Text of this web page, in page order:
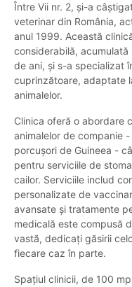
Între Vii nr. 2, și-a
veterinar din România,
anul 1999. Această
considerabilă,
de ani, și s-a specializat
cuprinzătoare, adaptate
animalelor.
Clinica oferă o abordare
animalelor de companie
porcușori de Guineea -
pentru serviciile de
cailor. Serviciile includ
personalizate de
avansate și tratamente
medicală este compusă
vastă, dedicați găsirii
fiecare caz în parte.
Spațiul clinicii, de 100